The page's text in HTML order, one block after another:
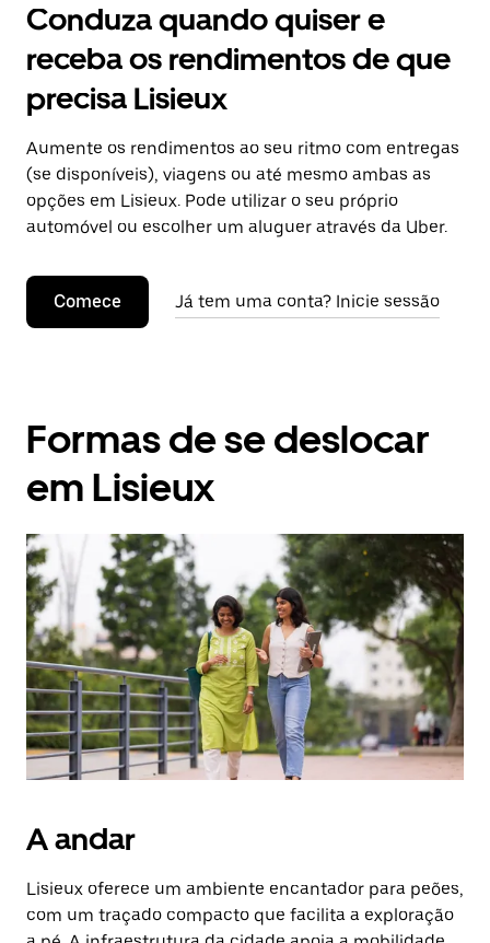
Conduza quando quiser e
receba os rendimentos de que
precisa Lisieux
Aumente os rendimentos ao seu ritmo com entregas
(se disponíveis), viagens ou até mesmo ambas as
opções em Lisieux. Pode utilizar o seu próprio
automóvel ou escolher um aluguer através da Uber.
Comece Já tem uma conta? Inicie sessão
Formas de se deslocar
em Lisieux
A andar
Lisieux oferece um ambiente encantador para peões,
com um traçado compacto que facilita a exploração